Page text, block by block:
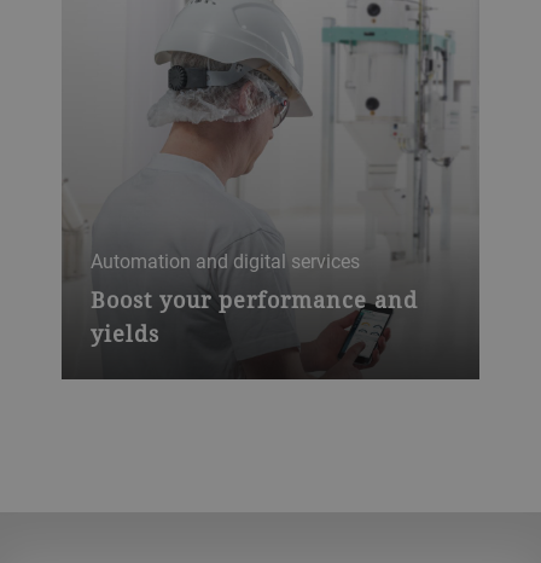
Automation and digital services
Boost your performance and
yields